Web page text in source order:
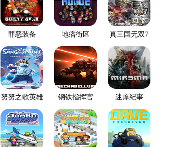
罪恶装备 地痞街区
真三国无双7
猛将传
努努之歌英雄
联盟外传
钢铁指挥官 迷瘴纪事